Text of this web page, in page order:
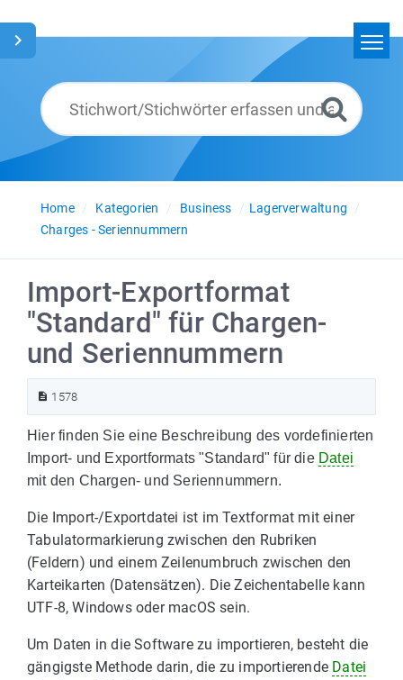
Glossar
Deutsch
Home
Kategorien Business
Lagerverwaltung
Charges - Seriennummern
Import-Exportformat
"Standard" für Chargen-
und Seriennummern
1578
Hier finden Sie eine Beschreibung des vordefinierten
Import- und Exportformats "Standard" für die Datei
mit den Chargen- und Seriennummern.
Die Import-/Exportdatei ist im Textformat mit einer
Tabulatormarkierung zwischen den Rubriken
(Feldern) und einem Zeilenumbruch zwischen den
Karteikarten (Datensätzen). Die Zeichentabelle kann
UTF-8, Windows oder macOS sein.
Um Daten in die Software zu importieren, besteht die
gängigste Methode darin, die zu importierende Datei